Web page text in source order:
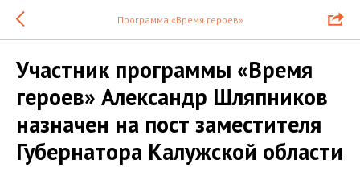
Программа «Время героев»
Участник программы «Время
героев» Александр Шляпников
назначен на пост заместителя
Губернатора Калужской области